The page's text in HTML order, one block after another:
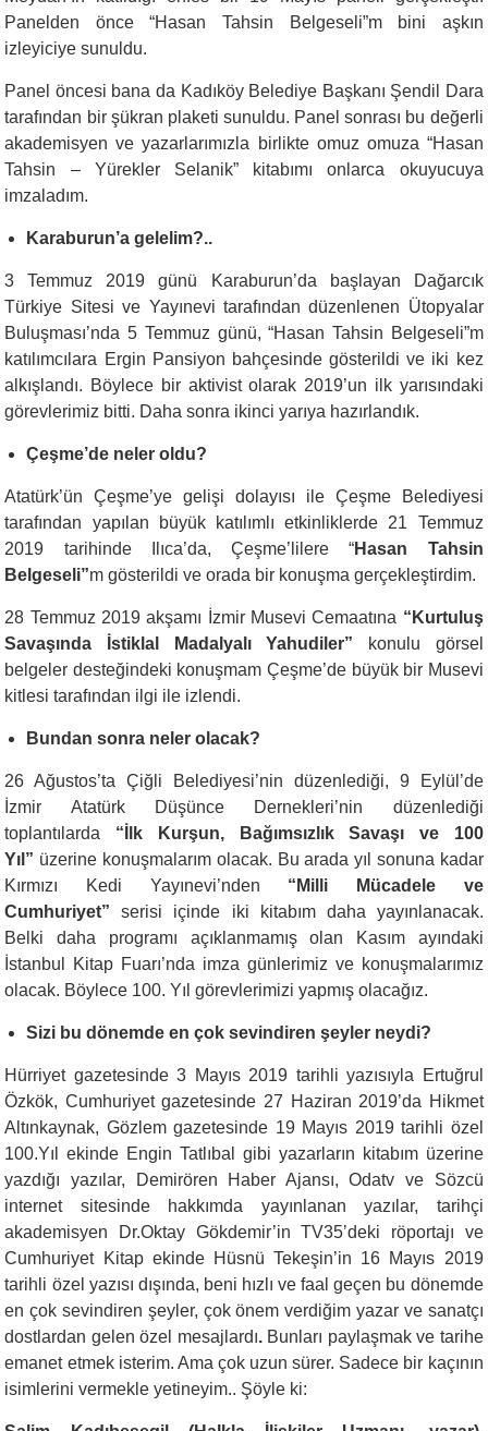
Panelden önce “Hasan Tahsin Belgeseli”m bini aşkın
izleyiciye sunuldu.
Panel öncesi bana da Kadıköy Belediye Başkanı Şendil Dara
tarafından bir şükran plaketi sunuldu. Panel sonrası bu değerli
akademisyen ve yazarlarımızla birlikte omuz omuza “Hasan
Tahsin – Yürekler Selanik” kitabımı onlarca okuyucuya
imzaladım.
Karaburun’a gelelim?..
3 Temmuz 2019 günü Karaburun’da başlayan Dağarcık
Türkiye Sitesi ve Yayınevi tarafından düzenlenen Ütopyalar
Buluşması’nda 5 Temmuz günü, “Hasan Tahsin Belgeseli”m
katılımcılara Ergin Pansiyon bahçesinde gösterildi ve iki kez
alkışlandı. Böylece bir aktivist olarak 2019’un ilk yarısındaki
görevlerimiz bitti. Daha sonra ikinci yarıya hazırlandık.
Çeşme’de neler oldu?
Atatürk’ün Çeşme’ye gelişi dolayısı ile Çeşme Belediyesi
tarafından yapılan büyük katılımlı etkinliklerde 21 Temmuz
2019 tarihinde Ilıca’da, Çeşme’lilere “Hasan Tahsin
Belgeseli”m gösterildi ve orada bir konuşma gerçekleştirdim.
28 Temmuz 2019 akşamı İzmir Musevi Cemaatına “Kurtuluş
Savaşında İstiklal Madalyalı Yahudiler” konulu görsel
belgeler desteğindeki konuşmam Çeşme’de büyük bir Musevi
kitlesi tarafından ilgi ile izlendi.
Bundan sonra neler olacak?
26 Ağustos’ta Çiğli Belediyesi’nin düzenlediği, 9 Eylül’de
İzmir Atatürk Düşünce Dernekleri’nin düzenlediği
toplantılarda “İlk Kurşun, Bağımsızlık Savaşı ve 100
Yıl” üzerine konuşmalarım olacak. Bu arada yıl sonuna kadar
Kırmızı Kedi Yayınevi’nden “Milli Mücadele ve
Cumhuriyet” serisi içinde iki kitabım daha yayınlanacak.
Belki daha programı açıklanmamış olan Kasım ayındaki
İstanbul Kitap Fuarı’nda imza günlerimiz ve konuşmalarımız
olacak. Böylece 100. Yıl görevlerimizi yapmış olacağız.
Sizi bu dönemde en çok sevindiren şeyler neydi?
Hürriyet gazetesinde 3 Mayıs 2019 tarihli yazısıyla Ertuğrul
Özkök, Cumhuriyet gazetesinde 27 Haziran 2019’da Hikmet
Altınkaynak, Gözlem gazetesinde 19 Mayıs 2019 tarihli özel
100.Yıl ekinde Engin Tatlıbal gibi yazarların kitabım üzerine
yazdığı yazılar, Demirören Haber Ajansı, Odatv ve Sözcü
internet sitesinde hakkımda yayınlanan yazılar, tarihçi
akademisyen Dr.Oktay Gökdemir’in TV35’deki röportajı ve
Cumhuriyet Kitap ekinde Hüsnü Tekeşin’in 16 Mayıs 2019
tarihli özel yazısı dışında, beni hızlı ve faal geçen bu dönemde
en çok sevindiren şeyler, çok önem verdiğim yazar ve sanatçı
dostlardan gelen özel mesajlardı.Bunları paylaşmak ve tarihe
emanet etmek isterim. Ama çok uzun sürer. Sadece bir kaçının
isimlerini vermekle yetineyim.. Şöyle ki: